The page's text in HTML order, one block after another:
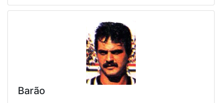
Barão